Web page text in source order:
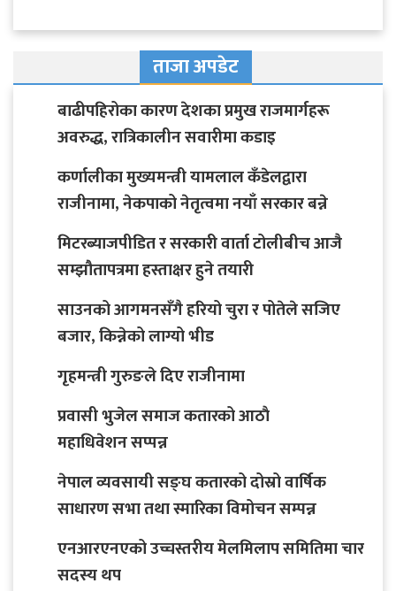
ताजा अपडेट
बाढीपहिरोका कारण देशका प्रमुख राजमार्गहरू
अवरुद्ध, रात्रिकालीन सवारीमा कडाइ
कर्णालीका मुख्यमन्त्री यामलाल कँडेलद्वारा
राजीनामा, नेकपाको नेतृत्वमा नयाँ सरकार बन्ने
मिटरब्याजपीडित र सरकारी वार्ता टोलीबीच आजै
सम्झौतापत्रमा हस्ताक्षर हुने तयारी
साउनको आगमनसँगै हरियो चुरा र पोतेले सजिए
बजार, किन्नेको लाग्यो भीड
गृहमन्त्री गुरुङले दिए राजीनामा
प्रवासी भुजेल समाज कतारको आठाै
महाधिवेशन सप्पन्न
नेपाल व्यवसायी सङ्घ कतारको दोस्रो वार्षिक
साधारण सभा तथा स्मारिका विमोचन सम्पन्न
एनआरएनएको उच्चस्तरीय मेलमिलाप समितिमा चार
सदस्य थप